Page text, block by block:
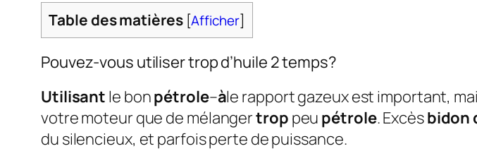
Table des matières [Afficher]
Pouvez-vous utiliser trop d’huile 2 temps?
Utilisant le bonpétrole–àle rapport gazeux est important,
votre moteur que de mélangertrop peu pétrole. Excèsbidon
du silencieux, et parfois perte de puissance.